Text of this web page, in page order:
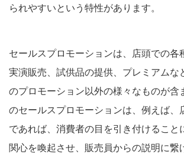
られやすいという特性があります。
セールスプロモーションは、店頭での各
実演販売、試供品の提供、プレミアムな
のプロモーション以外の様々なものが含
のセールスプロモーションは、例えば、
であれば、消費者の目を引き付けること
関心を喚起させ、販売員からの説明に繋